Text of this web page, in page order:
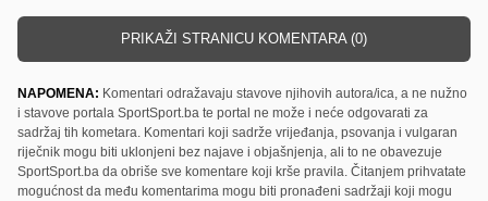
PRIKAŽI STRANICU KOMENTARA (0)
NAPOMENA: Komentari odražavaju stavove njihovih autora/ica, a ne nužno
i stavove portala SportSport.ba te portal ne može i neće odgovarati za
sadržaj tih kometara. Komentari koji sadrže vrijeđanja, psovanja i vulgaran
riječnik mogu biti uklonjeni bez najave i objašnjenja, ali to ne obavezuje
SportSport.ba da obriše sve komentare koji krše pravila. Čitanjem prihvatate
mogućnost da među komentarima mogu biti pronađeni sadržaji koji mogu